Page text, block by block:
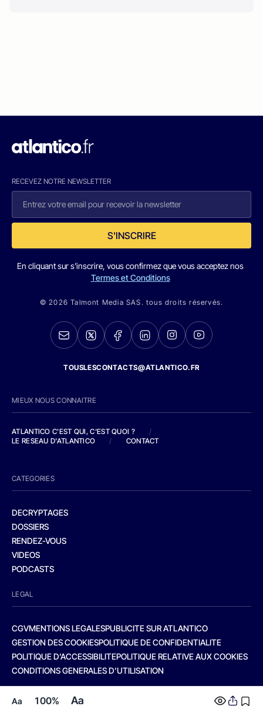
Aa 100% Aa
RECEVEZ NOTRE NEWSLETTER
S'INSCRIRE
En cliquant sur s'inscrire, vous confirmez que vous acceptez nos
Termes et Conditions
© 2026 Talmont Media SAS. tous droits réservés.
TOUSLESCONTACTS@ATLANTICO.FR
MIEUX NOUS CONNAITRE
ATLANTICO C'EST QUI, C'EST QUOI ?
/
LE RESEAU D'ATLANTICO
/ CONTACT
CATEGORIES
DECRYPTAGES
DOSSIERS
RENDEZ-VOUS
VIDEOS
PODCASTS
LEGAL
CGVMENTIONS LEGALESPUBLICITE SUR ATLANTICO
GESTION DES COOKIESPOLITIQUE DE CONFIDENTIALITE
POLITIQUE D’ACCESSIBILITEPOLITIQUE RELATIVE AUX COOKIES
CONDITIONS GENERALES D’UTILISATION